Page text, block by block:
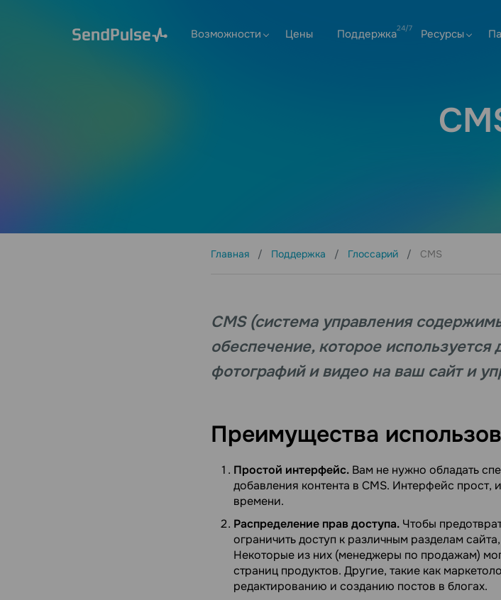
Возможности Цены Поддержка Ресурсы
Главная Поддержка Глоссарий CMS
CMS (система управления
обеспечение, которое используется
фотографий и видео на ваш сайт и
Преимущества
Простой интерфейс. Вам не нужно обладать
добавления контента в CMS. Интерфейс
времени.
Распределение прав доступа. Чтобы
ограничить доступ к различным разделам
Некоторые из них (менеджеры по продажам)
страниц продуктов. Другие, такие как
редактированию и созданию постов в блогах.